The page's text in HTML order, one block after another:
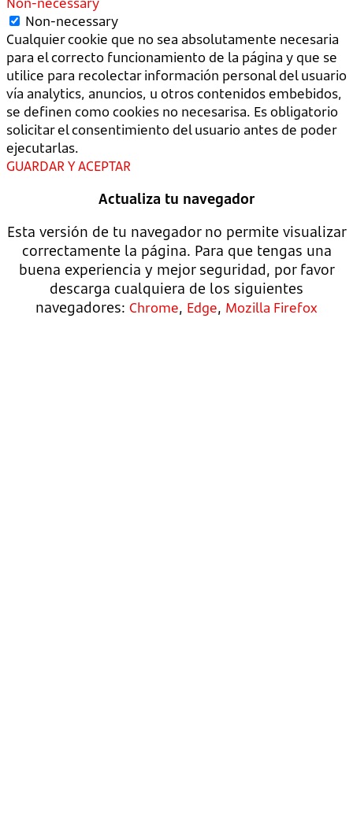
Non-necessary
Cualquier cookie que no sea absolutamente necesaria
para el correcto funcionamiento de la página y que se
utilice para recolectar información personal del usuario
vía analytics, anuncios, u otros contenidos embebidos,
se definen como cookies no necesarisa. Es obligatorio
solicitar el consentimiento del usuario antes de poder
ejecutarlas.
GUARDAR Y ACEPTAR
Actualiza tu navegador
Esta versión de tu navegador no permite visualizar
correctamente la página. Para que tengas una
buena experiencia y mejor seguridad, por favor
descarga cualquiera de los siguientes
navegadores: Chrome, Edge, Mozilla Firefox